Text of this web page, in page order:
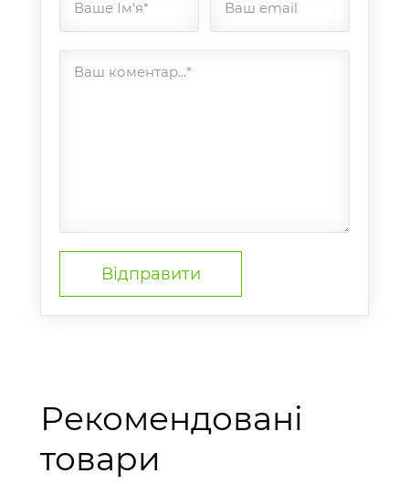
Ваше Ім'я* Ваш email
Ваш коментар...*
Рекомендовані
товари